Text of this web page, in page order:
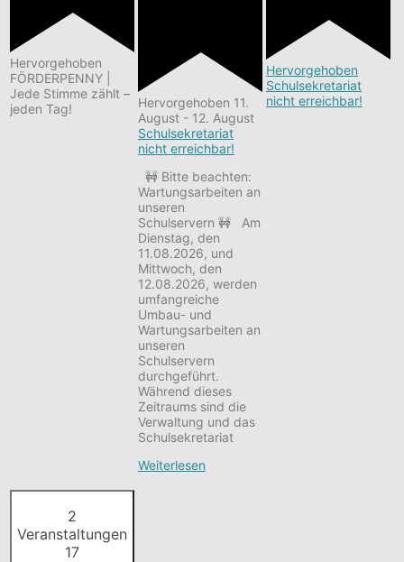
Hervorgehoben
FÖRDERPENNY |
Jede Stimme zählt –
jeden Tag!
Hervorgehoben 11.
August - 12. August
Schulsekretariat
nicht erreichbar!
🚧 Bitte beachten:
Wartungsarbeiten an
unseren
Schulservern 🚧 Am
Dienstag, den
11.08.2026, und
Mittwoch, den
12.08.2026, werden
umfangreiche
Umbau- und
Wartungsarbeiten an
unseren
Schulservern
durchgeführt.
Während dieses
Zeitraums sind die
Verwaltung und das
Schulsekretariat
Weiterlesen
Hervorgehoben
Schulsekretariat
nicht erreichbar!
2
Veranstaltungen
17